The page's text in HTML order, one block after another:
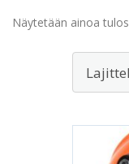
Näytetään ainoa tulos